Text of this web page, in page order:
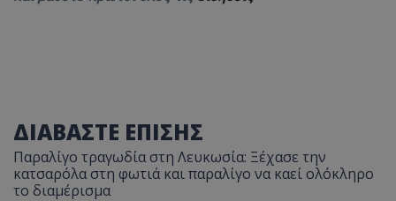
ΔΙΑΒΑΣΤΕ ΕΠΙΣΗΣ
Παραλίγο τραγωδία στη Λευκωσία: Ξέχασε την
κατσαρόλα στη φωτιά και παραλίγο να καεί ολόκληρο
το διαμέρισμα